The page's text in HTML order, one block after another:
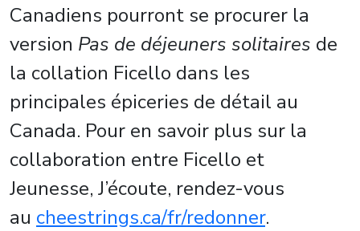
Canadiens pourront se procurer la
version Pas de déjeuners solitaires de
la collation Ficello dans les
principales épiceries de détail au
Canada. Pour en savoir plus sur la
collaboration entre Ficello et
Jeunesse, J’écoute, rendez-vous
au cheestrings.ca/fr/redonner.